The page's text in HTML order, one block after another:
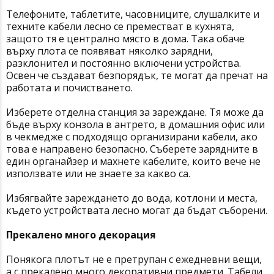
Телефоните, таблетите, часовниците, слушалките и
техните кабели лесно се преместват в кухнята,
защото тя е централно място в дома. Така обаче
върху плота се появяват няколко зарядни,
разклонител и постоянно включени устройства.
Освен че създават безпорядък, те могат да пречат на
работата и почистването.
Изберете отделна станция за зареждане. Тя може да
бъде върху конзола в антрето, в домашния офис или
в чекмедже с подходящо организирани кабели, ако
това е направено безопасно. Съберете зарядните в
един органайзер и махнете кабелите, които вече не
използвате или не знаете за какво са.
Избягвайте зареждането до вода, котлони и места,
където устройствата лесно могат да бъдат съборени.
Прекалено много декорация
Понякога плотът не е претрупан с ежедневни вещи,